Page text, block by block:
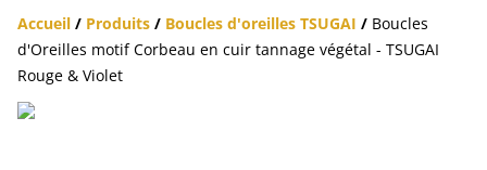
Accueil / Produits / Boucles d'oreilles TSUGAI / Boucles
d'Oreilles motif Corbeau en cuir tannage végétal - TSUGAI
Rouge & Violet